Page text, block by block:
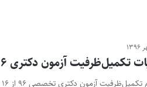
تکمیل‌ظرفیت آزمون دکتری ۹۶